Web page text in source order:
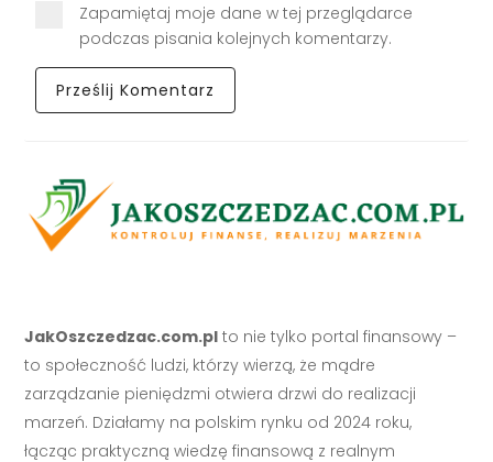
Zapamiętaj moje dane w tej przeglądarce
podczas pisania kolejnych komentarzy.
JakOszczedzac.com.pl to nie tylko portal finansowy –
to społeczność ludzi, którzy wierzą, że mądre
zarządzanie pieniędzmi otwiera drzwi do realizacji
marzeń. Działamy na polskim rynku od 2024 roku,
łącząc praktyczną wiedzę finansową z realnym